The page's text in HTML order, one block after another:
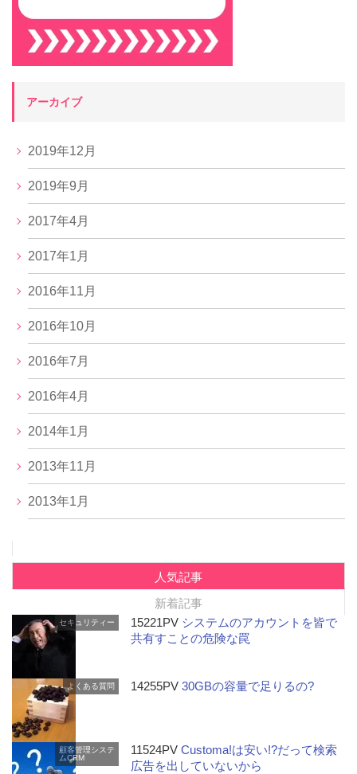
アーカイブ
2019年12月
2019年9月
2017年4月
2017年1月
2016年11月
2016年10月
2016年7月
2016年4月
2014年1月
2013年11月
2013年1月
人気記事
新着記事
セキュリティー 15221PV システムのアカウントを皆で
共有すことの危険な罠
よくある質問 14255PV30GBの容量で足りるの?
顧客管理システ
ムCRM
11524PVCustoma!は安い!?だって検索
広告を出していないから